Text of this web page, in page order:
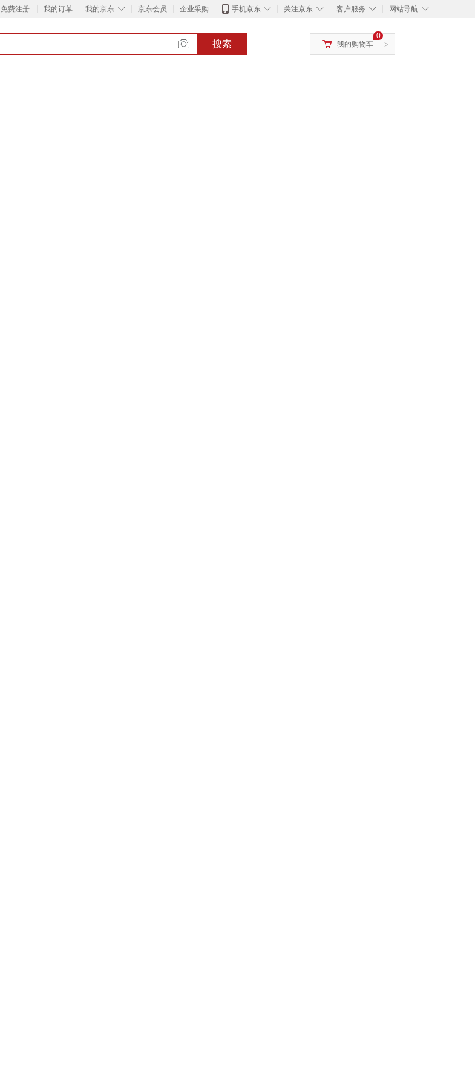
免费注册 我的订单 ◇
我的京东 京东会员 企业采购 ◇
手机京东 ◇
关注京东 ◇
客户服务 ◇
网站导航
搜索 >
0
我的购物车